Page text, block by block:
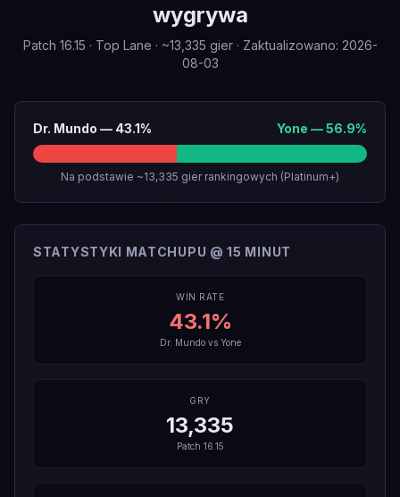
wygrywa
Patch 16.15 · Top Lane · ~13,335 gier· Zaktualizowano: 2026-
08-03
Dr. Mundo — 43.1% Yone —56.9%
Na podstawie ~13,335 gier rankingowych (Platinum+)
STATYSTYKI MATCHUPU @ 15 MINUT
WIN RATE
43.1%
Dr. Mundovs Yone
GRY
13,335
Patch 16.15